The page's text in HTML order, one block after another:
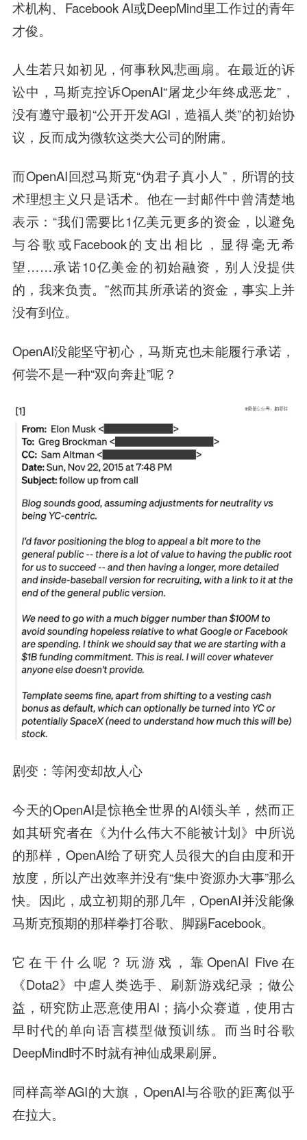
术机构、Facebook AI或DeepMind里工作过的青年
才俊。
人生若只如初见，何事秋风悲画扇。在最近的诉
讼中，马斯克控诉OpenAI“屠龙少年终成恶龙”，
没有遵守最初“公开开发AGI，造福人类”的初始协
议，反而成为微软这类大公司的附庸。
而OpenAI回怼马斯克“伪君子真小人”，所谓的技
术理想主义只是话术。他在一封邮件中曾清楚地
表示：“我们需要比1亿美元更多的资金，以避免
与谷歌或Facebook的支出相比，显得毫无希
望……承诺10亿美金的初始融资，别人没提供
的，我来负责。”然而其所承诺的资金，事实上并
没有到位。
OpenAI没能坚守初心，马斯克也未能履行承诺，
何尝不是一种“双向奔赴”呢？
剧变：等闲变却故人心
今天的OpenAI是惊艳全世界的AI领头羊，然而正
如其研究者在《为什么伟大不能被计划》中所说
的那样，OpenAI给了研究人员很大的自由度和开
放度，所以产出效率并没有“集中资源办大事”那么
快。因此，成立初期的那几年，OpenAI并没能像
马斯克预期的那样拳打谷歌、脚踢Facebook。
它在干什么呢？玩游戏，靠OpenAI Five在
《Dota2》中虐人类选手、刷新游戏纪录；做公
益，研究防止恶意使用AI；搞小众赛道，使用古
早时代的单向语言模型做预训练。而当时谷歌
DeepMind时不时就有神仙成果刷屏。
同样高举AGI的大旗，OpenAI与谷歌的距离似乎
在拉大。